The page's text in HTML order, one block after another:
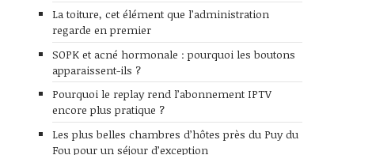
La toiture, cet élément que l’administration
regarde en premier
SOPK et acné hormonale : pourquoi les boutons
apparaissent-ils ?
Pourquoi le replay rend l’abonnement IPTV
encore plus pratique ?
Les plus belles chambres d’hôtes près du Puy du
Fou pour un séjour d’exception